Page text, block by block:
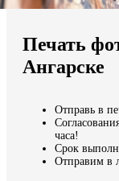
Мы доставляем по
Продолжить без
Печать
Ангарске
Отправь в
часа!
Срок
Отправим в